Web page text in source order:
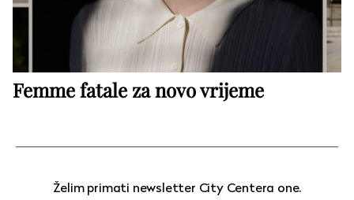
Femme fatale za novo vrijeme
Želim primati newsletter City Centera one.